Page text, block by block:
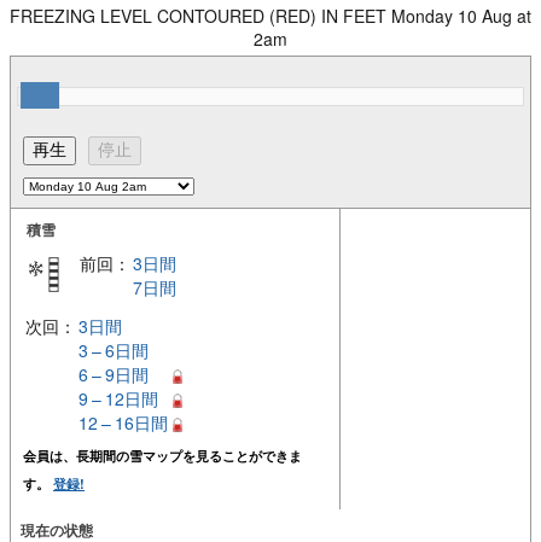
FREEZING LEVEL CONTOURED (RED) IN FEET Monday 10 Aug at
2am
積雪
前回： 3日間
7日間
次回： 3日間
3 – 6日間
6 – 9日間
9 – 12日間
12 – 16日間
会員は、長期間の雪マップを見ることができま
す。 登録!
現在の状態